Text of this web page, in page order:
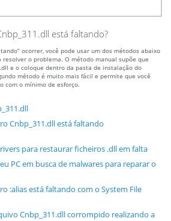
está faltando?
ocorrer, você pode usar um dos métodos abaixo
o problema. O método manual supõe que
e o coloque dentro da pasta de instalação do
método é muito mais fácil e permite que você
com o mínimo de esforço.
Cnbp_311.dll está faltando
para restaurar ficheiros .dll em falta
PC em busca de malwares para reparar o
:alias está faltando com o System File
Cnbp_311.dll corrompido realizando a